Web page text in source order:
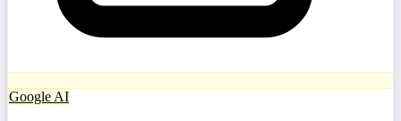
Google AI